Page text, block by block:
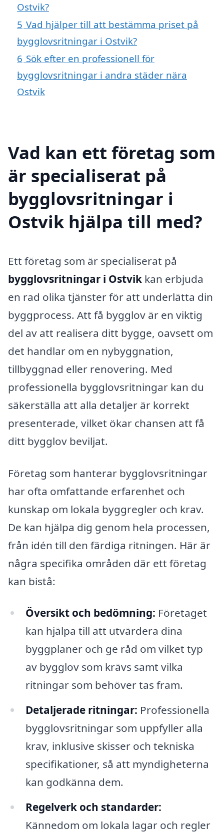
Ostvik?
5 Vad hjälper till att bestämma priset på
bygglovsritningar i Ostvik?
6 Sök efter en professionell för
bygglovsritningar i andra städer nära
Ostvik
Vad kan ett företag som
är specialiserat på
bygglovsritningar i
Ostvik hjälpa till med?
Ett företag som är specialiserat på
bygglovsritningar i Ostvik kan erbjuda
en rad olika tjänster för att underlätta din
byggprocess. Att få bygglov är en viktig
del av att realisera ditt bygge, oavsett om
det handlar om en nybyggnation,
tillbyggnad eller renovering. Med
professionella bygglovsritningar kan du
säkerställa att alla detaljer är korrekt
presenterade, vilket ökar chansen att få
ditt bygglov beviljat.
Företag som hanterar bygglovsritningar
har ofta omfattande erfarenhet och
kunskap om lokala byggregler och krav.
De kan hjälpa dig genom hela processen,
från idén till den färdiga ritningen. Här är
några specifika områden där ett företag
kan bistå:
Översikt och bedömning: Företaget
kan hjälpa till att utvärdera dina
byggplaner och ge råd om vilket typ
av bygglov som krävs samt vilka
ritningar som behöver tas fram.
Detaljerade ritningar: Professionella
bygglovsritningar som uppfyller alla
krav, inklusive skisser och tekniska
specifikationer, så att myndigheterna
kan godkänna dem.
Regelverk och standarder:
Kännedom om lokala lagar och regler